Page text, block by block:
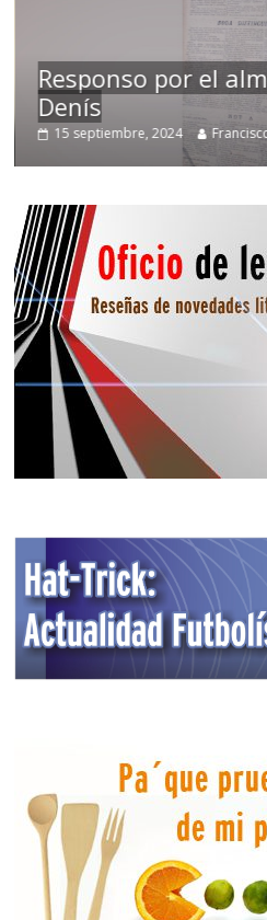
Responso por el
Denís
15 septiembre, 2024